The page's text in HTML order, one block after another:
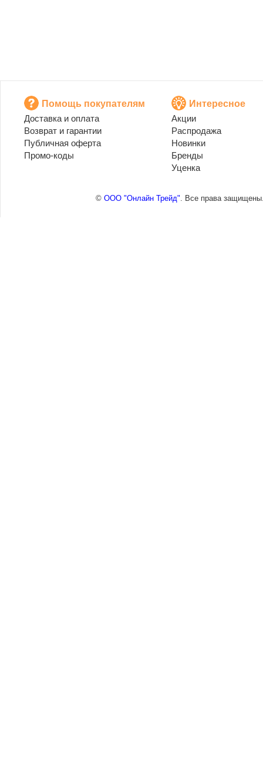
Помощь покупателям
Доставка и оплата
Возврат и гарантии
Публичная оферта
Промо-коды
Интересное
Акции
Распродажа
Новинки
Бренды
Уценка
© ООО "Онлайн Трейд". Все права